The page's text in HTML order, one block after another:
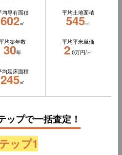
均専有面積
602㎡
均築年数
30年
均延床面積
245㎡
平均土地面積
545㎡
平均平米単価
2.0万円/㎡
ップで一括査定！
ップ1